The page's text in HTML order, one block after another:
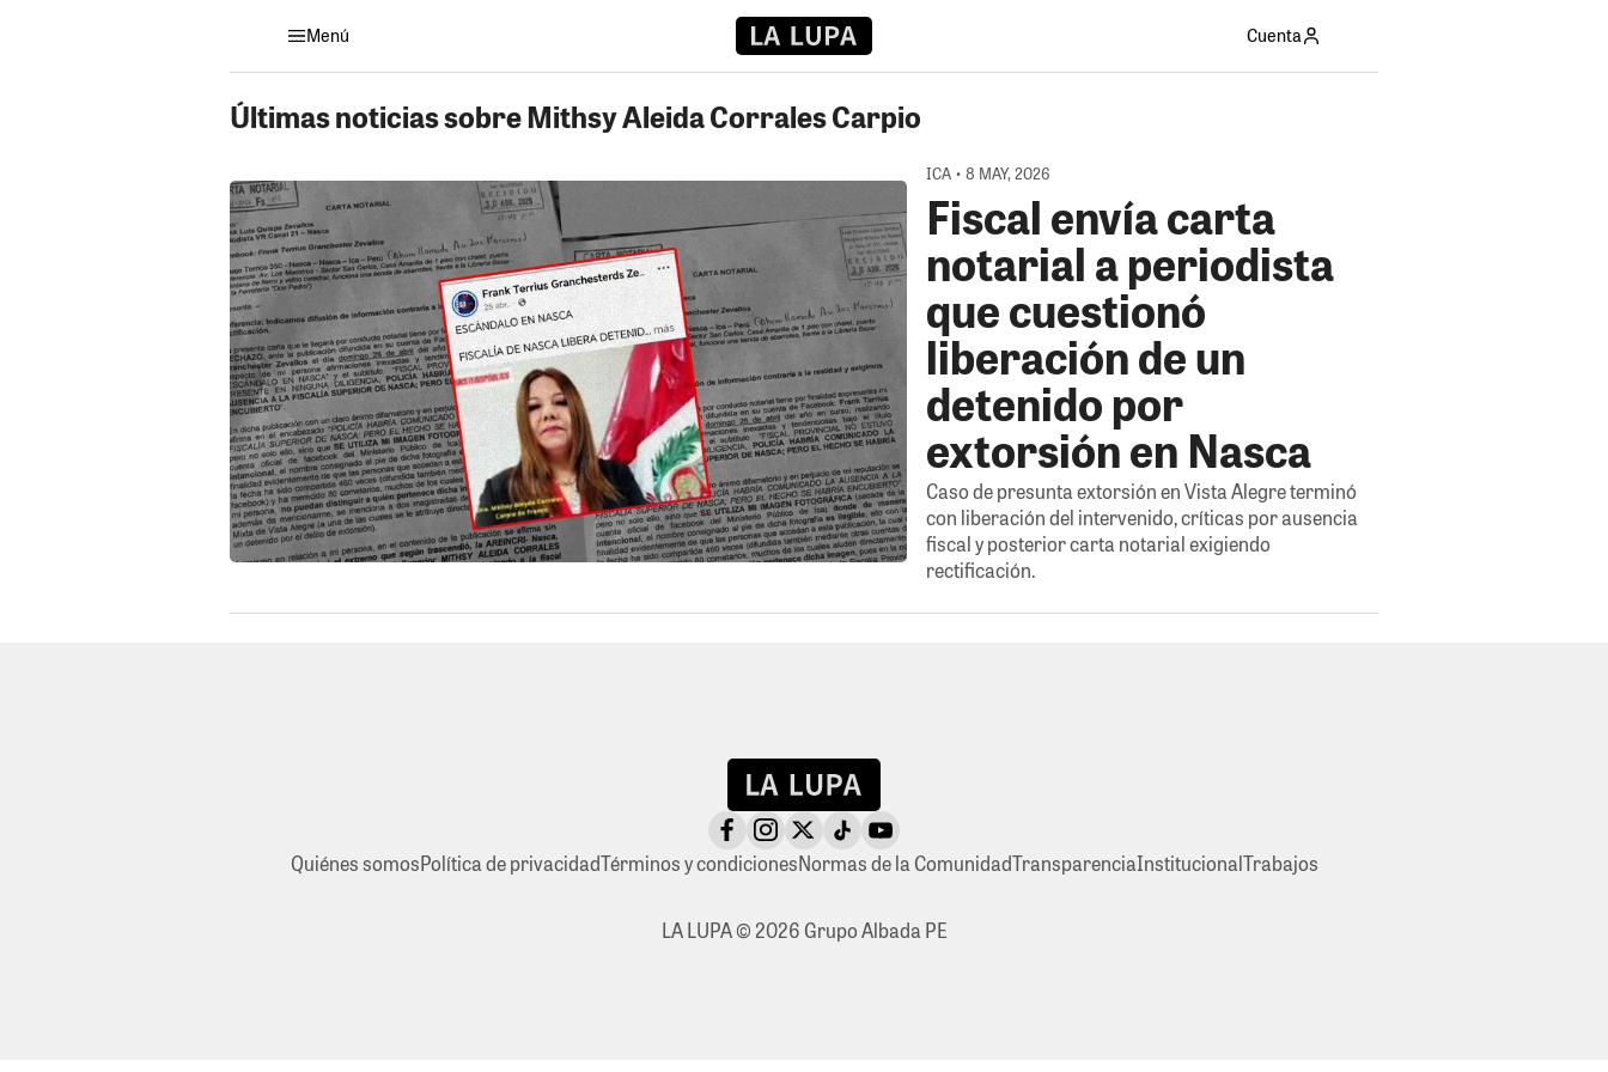
Menú Cuenta
Últimas noticias sobre Mithsy Aleida Corrales Carpio
ICA • 8 MAY, 2026
Fiscal envía carta
notarial a periodista
que cuestionó
liberación de un
detenido por
extorsión en Nasca
Caso de presunta extorsión en Vista Alegre terminó
con liberación del intervenido, críticas por ausencia
fiscal y posterior carta notarial exigiendo
rectificación.
Quiénes somosPolítica de privacidadTérminos y condicionesNormas de la ComunidadTransparenciaInstitucionalTrabajos
LA LUPA © 2026 Grupo Albada PE